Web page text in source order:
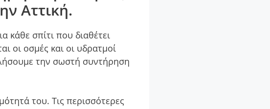
Αττική.
κάθε σπίτι που διαθέτει
οι οσμές και οι υδρατμοί
την σωστή συντήρηση
του. Τις περισσότερες